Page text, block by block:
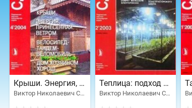
Крыши. Энергия, принесенная ветром. Велосипед-тандем-веломобиль...
Виктор Николаевич Сарафанников
Теплица: подход с разных сторон. Собрат женьшеня - элеутерококк...
Виктор Николаевич Сарафанников